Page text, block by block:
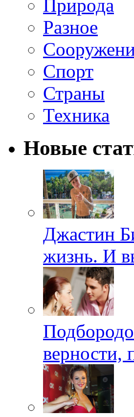
Природа
Разное
Спорт
Страны
Техника
Новые
Джастин
жизнь. И
верности,